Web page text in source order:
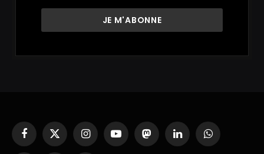
Facebook
X
(Twitter)
InstagramYouTubeMastodonLinkedInWhatsApp